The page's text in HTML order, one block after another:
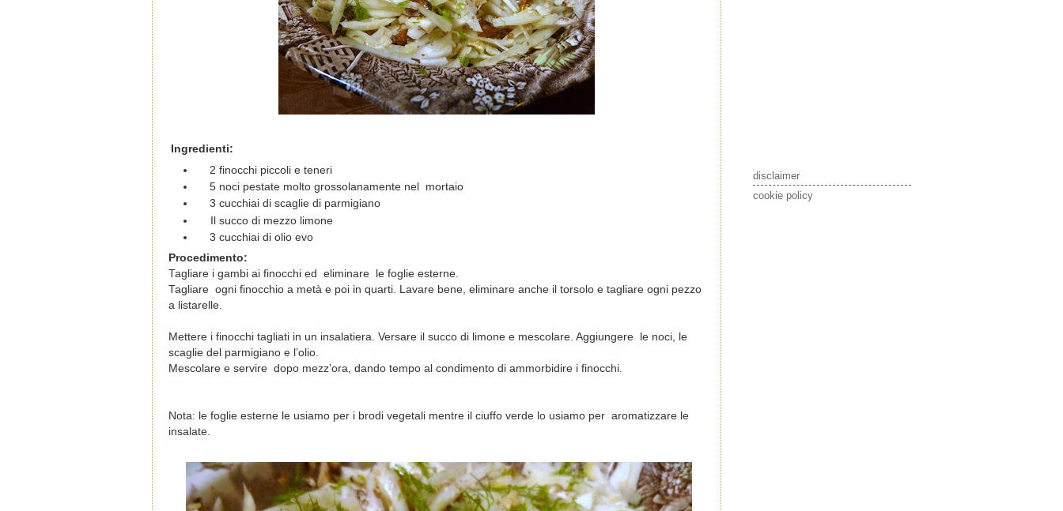
Ingredienti:
2 finocchi piccoli e teneri
5 noci pestate molto grossolanamente nel
mortaio
3 cucchiai di scaglie di parmigiano
Il succo di mezzo limone
3 cucchiai di olio evo
Procedimento:
Tagliare i gambi ai finocchi ed eliminare le foglie esterne.
Tagliare ogni finocchio a metà e poi in quarti. Lavare bene, eliminare anche il torsolo e tagliare ogni pezzo
a listarelle.
Mettere i finocchi tagliati in un insalatiera. Versare il succo di limone e mescolare. Aggiungere le noci, le
scaglie del parmigiano e l’olio.
Mescolare e servire dopo mezz’ora, dando tempo al condimento di ammorbidire i finocchi.
Nota: le foglie esterne le usiamo per i brodi vegetali mentre il ciuffo verde lo usiamo per aromatizzare le
insalate.
disclaimer
cookie policy